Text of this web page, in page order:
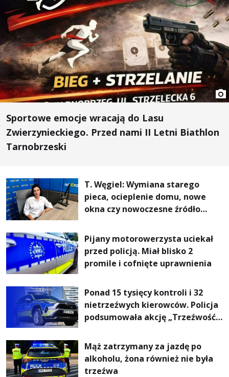
Sportowe emocje wracają do Lasu
Zwierzynieckiego. Przed nami II Letni Biathlon
Tarnobrzeski
T. Węgiel: Wymiana starego
pieca, ocieplenie domu, nowe
okna czy nowoczesne źródło
rachunki za energię, lepszy
komfort życia i... czystsze
powietrze
Pijany motorowerzysta uciekał
przed policją. Miał blisko 2
promile i cofnięte uprawnienia
Ponad 15 tysięcy kontroli i 32
nietrzeźwych kierowców. Policja
podsumowała akcję „Trzeźwość”
Mąż zatrzymany za jazdę po
alkoholu, żona również nie była
trzeźwa